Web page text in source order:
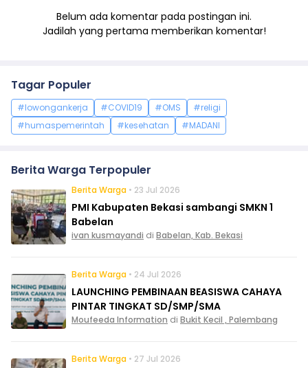
Belum ada komentar pada postingan ini.
Jadilah yang pertama memberikan komentar!
Tagar Populer
#lowongankerja #COVID19 #OMS
#religi
#humaspemerintah
#kesehatan #MADANI
Berita Warga Terpopuler
Berita Warga • 23 Jul 2026
PMI Kabupaten Bekasi sambangi SMKN 1
Babelan
ivan kusmayandi di Babelan, Kab. Bekasi
Berita Warga • 24 Jul 2026
LAUNCHING PEMBINAAN BEASISWA CAHAYA
PINTAR TINGKAT SD/SMP/SMA
Moufeeda Information di Bukit Kecil , Palembang
Berita Warga • 27 Jul 2026